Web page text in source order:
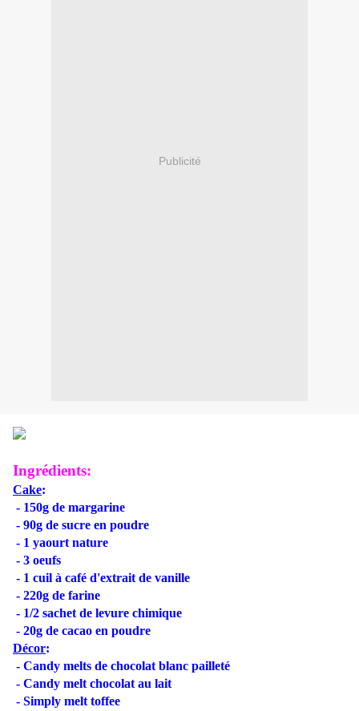
Publicité
Ingrédients:
Cake:
- 150g de margarine
- 90g de sucre en poudre
- 1 yaourt nature
- 3 oeufs
- 1 cuil à café d'extrait de vanille
- 220g de farine
- 1/2 sachet de levure chimique
- 20g de cacao en poudre
Décor:
- Candy melts de chocolat blanc pailleté
- Candy melt chocolat au lait
- Simply melt toffee